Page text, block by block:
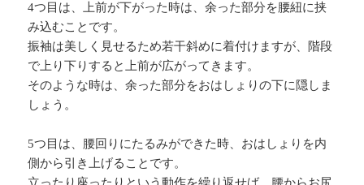
4つ目は、上前が下がった時は、余った部分を腰紐に挟
み込むことです。
振袖は美しく見せるため若干斜めに着付けますが、階段
で上り下りすると上前が広がってきます。
そのような時は、余った部分をおはしょりの下に隠しま
しょう。
5つ目は、腰回りにたるみができた時、おはしょりを内
側から引き上げることです。